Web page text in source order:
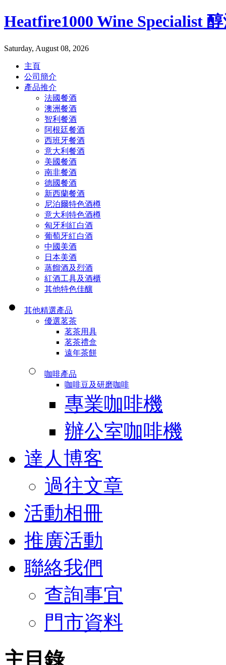
Heatfire1000 Wine Specialist
Saturday, August 08, 2026
主頁
公司簡介
產品推介
法國餐酒
澳洲餐酒
智利餐酒
阿根廷餐酒
西班牙餐酒
意大利餐酒
美國餐酒
南非餐酒
德國餐酒
新西蘭餐酒
尼泊爾特色酒樽
意大利特色酒樽
匈牙利紅白酒
葡萄牙紅白酒
中國美酒
日本美酒
蒸餾酒及烈酒
紅酒工具及酒櫃
其他特色佳釀
其他精選產品
優選茗茶
茗茶用具
茗茶禮盒
遠年茶餅
咖啡產品
咖啡豆及研磨咖啡
專業咖啡機
辦公室咖啡機
達人博客
過往文章
活動相冊
推廣活動
聯絡我們
查詢事宜
門市資料
主目錄